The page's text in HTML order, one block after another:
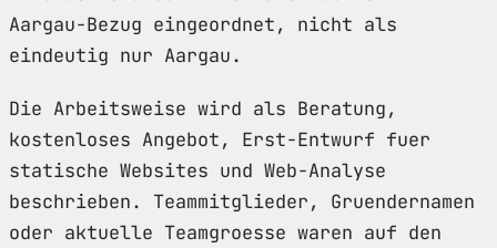
Aargau-Bezug eingeordnet, nicht als
eindeutig nur Aargau.
Die Arbeitsweise wird als Beratung,
kostenloses Angebot, Erst-Entwurf fuer
statische Websites und Web-Analyse
beschrieben. Teammitglieder, Gruendernamen
oder aktuelle Teamgroesse waren auf den